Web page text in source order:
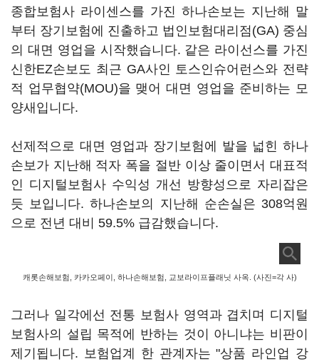
종합보험사 라이센스를 가진 하나손보는 지난해 말
부터 장기보험에 진출하고 법인보험대리점(GA) 중심
의 대면 영업을 시작했습니다. 같은 라이선스를 가진
신한EZ손보도 최근 GA사인 토스인슈어런스와 전략
적 업무협약(MOU)을 맺어 대면 영업을 준비하는 모
양새입니다.
선제적으로 대면 영업과 장기보험에 발을 넓힌 하나
손보가 지난해 적자 폭을 절반 이상 줄이면서 대표적
인 디지털보험사 수익성 개선 방향성으로 자리잡은
듯 보입니다. 하나손보의 지난해 순손실은 308억원
으로 전년 대비 59.5% 급감했습니다.
캐롯손해보험, 카카오페이, 하나손해보험, 교보라이프플래닛 사옥. (사진=각 사)
그러나 일각에선 전통 보험사 영역과 겹치며 디지털
보험사의 설립 목적에 반하는 것이 아니냐는 비판이
제기됩니다. 보험업계 한 관계자는 "상품 라인업 강